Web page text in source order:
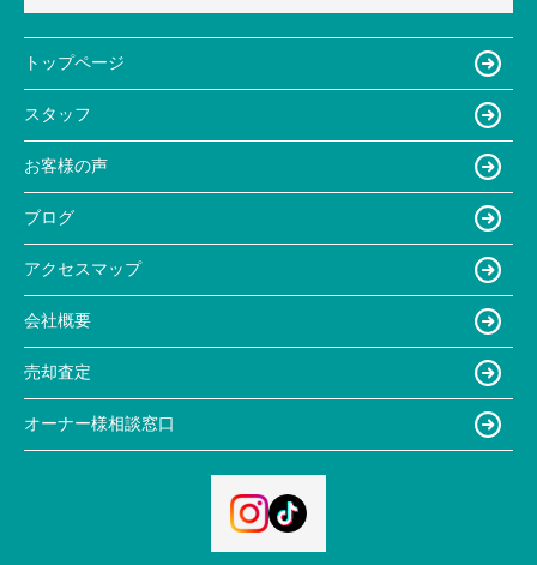
トップページ
スタッフ
お客様の声
ブログ
アクセスマップ
会社概要
売却査定
オーナー様相談窓口